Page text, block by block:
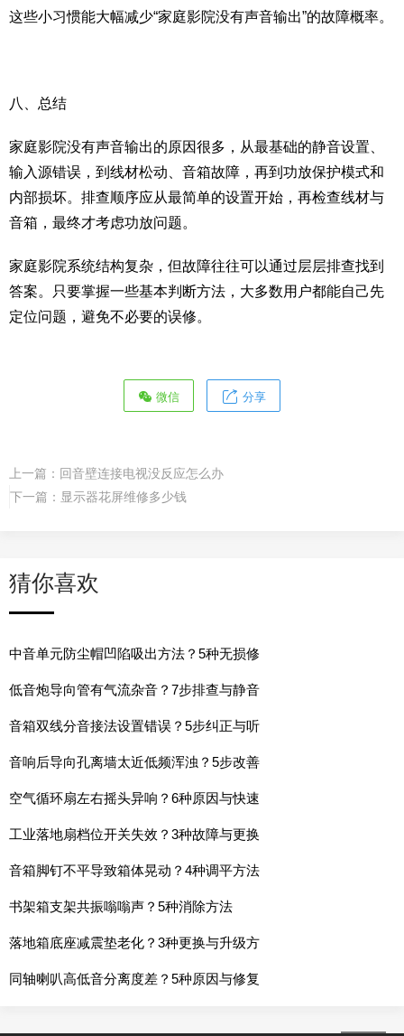
这些小习惯能大幅减少“家庭影院没有声音输出”的故障概率。
八、总结
家庭影院没有声音输出的原因很多，从最基础的静音设置、
输入源错误，到线材松动、音箱故障，再到功放保护模式和
内部损坏。排查顺序应从最简单的设置开始，再检查线材与
音箱，最终才考虑功放问题。
家庭影院系统结构复杂，但故障往往可以通过层层排查找到
答案。只要掌握一些基本判断方法，大多数用户都能自己先
定位问题，避免不必要的误修。
微信 分享
上一篇： 回音壁连接电视没反应怎么办
下一篇： 显示器花屏维修多少钱
猜你喜欢
中音单元防尘帽凹陷吸出方法？5种无损修
低音炮导向管有气流杂音？7步排查与静音
音箱双线分音接法设置错误？5步纠正与听
音响后导向孔离墙太近低频浑浊？5步改善
空气循环扇左右摇头异响？6种原因与快速
工业落地扇档位开关失效？3种故障与更换
音箱脚钉不平导致箱体晃动？4种调平方法
书架箱支架共振嗡嗡声？5种消除方法
落地箱底座减震垫老化？3种更换与升级方
同轴喇叭高低音分离度差？5种原因与修复